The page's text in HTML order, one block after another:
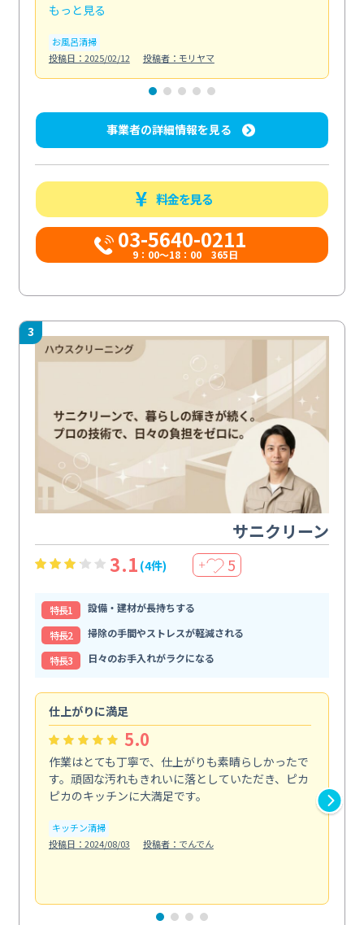
もっと見る
お風呂清掃
投稿日：2025/02/12
投稿者：モリヤマ
事業者の詳細情報を見る
料金を見る
03-5640-0211
9：00～18：00 365日
3
サニクリーン
3.1 (4件) ＋ 5
特⻑1
設備・建材が長持ちする
特⻑2
掃除の手間やストレスが軽減される
特⻑3
日々のお手入れがラクになる
仕上がりに満足
5.0
作業はとても丁寧で、仕上がりも素晴らしかったで
す。頑固な汚れもきれいに落としていただき、ピカ
ピカのキッチンに大満足です。
キッチン清掃
投稿日：2024/08/03
投稿者：でんでん